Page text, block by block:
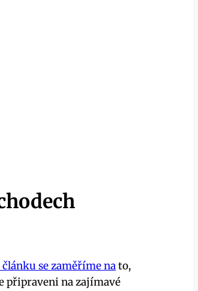
se zaměříme nato,
připraveni na zajímavé